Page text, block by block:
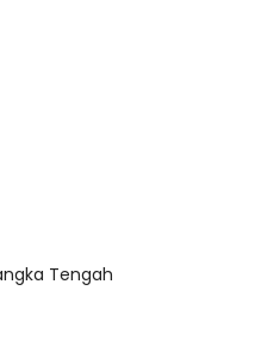
Tengah